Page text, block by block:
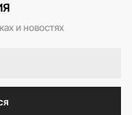
и новостях